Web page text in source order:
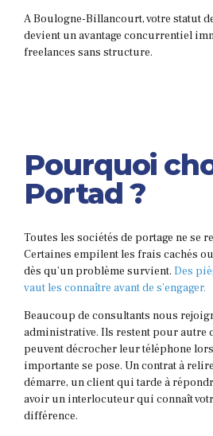
A Boulogne-Billancourt, votre statut
devient un avantage concurrentiel
freelances sans structure.
Pourquoi
Portad ?
Toutes les sociétés de portage ne se
Certaines empilent les frais cachés
dès qu’un problème survient. Des
vaut les connaître avant de s’engager.
Beaucoup de consultants nous
administrative. Ils restent pour autre
peuvent décrocher leur téléphone
importante se pose. Un contrat à
démarre, un client qui tarde à
avoir un interlocuteur qui connaît
différence.